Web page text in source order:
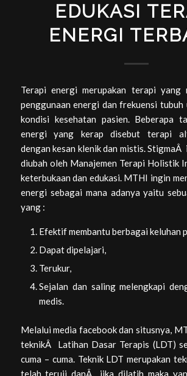
EDUKASI
ENERGI
Terapi energi merupakan terapi yang
penggunaan energi dan frekuensi tubuh
kondisi kesehatan pasien. Beberapa
energi yang kerap disebut terapi
dengan kesan klenik dan mistis.
diubah oleh Manajemen Terapi Holistik
keterbukaan dan edukasi. MTHI ingin
energi sebagai mana adanya yaitu
yang :
Efektif membantu berbagai keluhan
Dapat dipelajari,
Terukur,
Sejalan dan saling melengkapi
medis.
Melalui media facebook dan situsnya,
teknikÂ Latihan Dasar Terapis (LDT)
cuma – cuma. Teknik LDT merupakan
telah teruji danÂ jika dilatih maka